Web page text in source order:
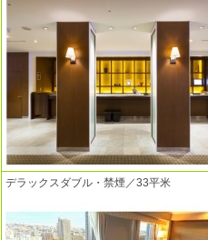
デラックスダブル・禁煙／33平米